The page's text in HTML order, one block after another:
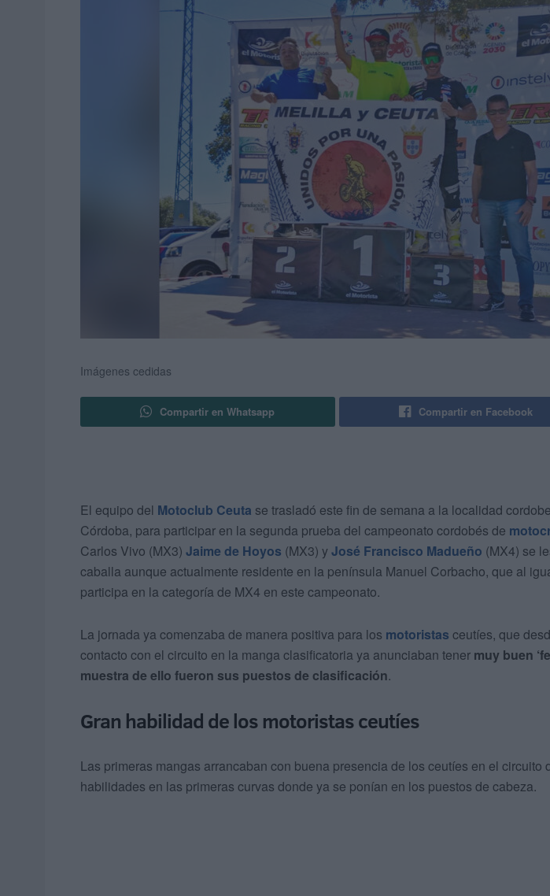
Imágenes cedidas
Compartir en Whatsapp Compartir en Facebook
El equipo del Motoclub Ceuta se trasladó este fin de semana a la localidad
Córdoba, para participar en la segunda prueba del campeonato cordobés de
Carlos Vivo (MX3) Jaime de Hoyos (MX3) yJosé Francisco Madueño (MX4) se
caballa aunque actualmente residente en la península Manuel Corbacho, que al
participa en la categoría de MX4 en este campeonato.
La jornada ya comenzaba de manera positiva para los motoristas ceutíes, que
contacto con el circuito en la manga clasificatoria ya anunciaban tener muy buen
muestra de ello fueron sus puestos de clasificación.
Gran habilidad de los motoristas ceutíes
Las primeras mangas arrancaban con buena presencia de los ceutíes en el circuito
habilidades en las primeras curvas donde ya se ponían en los puestos de cabeza.